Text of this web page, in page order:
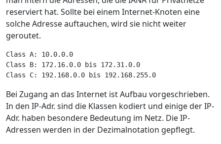
reserviert hat. Sollte bei einem Internet-Knoten eine
solche Adresse auftauchen, wird sie nicht weiter
geroutet.
Class A: 10.0.0.0
Class B: 172.16.0.0 bis 172.31.0.0
Class C: 192.168.0.0 bis 192.168.255.0
Bei Zugang an das Internet ist Aufbau vorgeschrieben.
In den IP-Adr. sind die Klassen kodiert und einige der IP-
Adr. haben besondere Bedeutung im Netz. Die IP-
Adressen werden in der Dezimalnotation gepflegt.